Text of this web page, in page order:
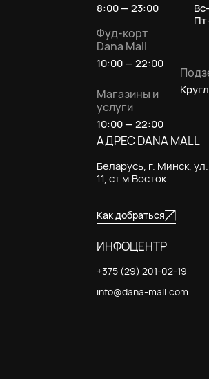
8:00 — 23:00
Фуд-корт
Dana Mall
10:00 — 22:00
Магазины и
услуги
10:00 — 22:00
АДРЕС DANA MALL
Беларусь, г. Минск,
11, ст.м.Восток
Как добраться
ИНФОЦЕНТР
+375 (29) 201-02-19
info@dana-mall.com